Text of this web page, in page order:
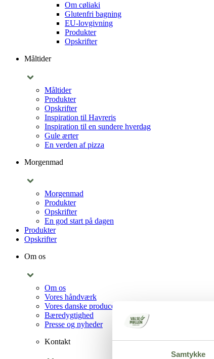
Samtykke
Om cøliaki
Glutenfri bagning
EU-lovgivning
Produkter
Opskrifter
Måltider
Måltider
Produkter
Opskrifter
Inspiration til Havreris
Inspiration til en sundere hverdag
Gule ærter
En verden af pizza
Morgenmad
Morgenmad
Produkter
Opskrifter
En god start på dagen
Produkter
Opskrifter
Om os
Om os
Vores håndværk
Vores danske producenter
Bæredygtighed
Presse og nyheder
Kontakt